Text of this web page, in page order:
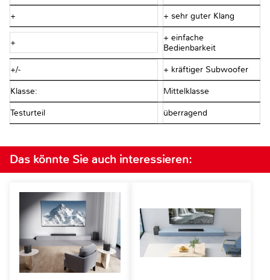
+ + sehr guter Klang
+
+ einfache
Bedienbarkeit
+/- + kräftiger Subwoofer
Klasse: Mittelklasse
Testurteil überragend
Das könnte Sie auch interessieren: